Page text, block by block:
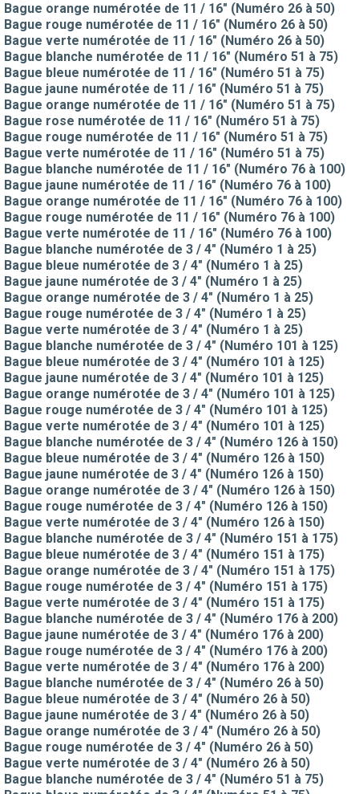
Bague orange numérotée de 11 / 16" (Numéro 26 à 50)
Bague rouge numérotée de 11 / 16" (Numéro 26 à 50)
Bague verte numérotée de 11 / 16" (Numéro 26 à 50)
Bague blanche numérotée de 11 / 16" (Numéro 51 à 75)
Bague bleue numérotée de 11 / 16" (Numéro 51 à 75)
Bague jaune numérotée de 11 / 16" (Numéro 51 à 75)
Bague orange numérotée de 11 / 16" (Numéro 51 à 75)
Bague rose numérotée de 11 / 16" (Numéro 51 à 75)
Bague rouge numérotée de 11 / 16" (Numéro 51 à 75)
Bague verte numérotée de 11 / 16" (Numéro 51 à 75)
Bague blanche numérotée de 11 / 16" (Numéro 76 à 100)
Bague jaune numérotée de 11 / 16" (Numéro 76 à 100)
Bague orange numérotée de 11 / 16" (Numéro 76 à 100)
Bague rouge numérotée de 11 / 16" (Numéro 76 à 100)
Bague verte numérotée de 11 / 16" (Numéro 76 à 100)
Bague blanche numérotée de 3 / 4" (Numéro 1 à 25)
Bague bleue numérotée de 3 / 4" (Numéro 1 à 25)
Bague jaune numérotée de 3 / 4" (Numéro 1 à 25)
Bague orange numérotée de 3 / 4" (Numéro 1 à 25)
Bague rouge numérotée de 3 / 4" (Numéro 1 à 25)
Bague verte numérotée de 3 / 4" (Numéro 1 à 25)
Bague blanche numérotée de 3 / 4" (Numéro 101 à 125)
Bague bleue numérotée de 3 / 4" (Numéro 101 à 125)
Bague jaune numérotée de 3 / 4" (Numéro 101 à 125)
Bague orange numérotée de 3 / 4" (Numéro 101 à 125)
Bague rouge numérotée de 3 / 4" (Numéro 101 à 125)
Bague verte numérotée de 3 / 4" (Numéro 101 à 125)
Bague blanche numérotée de 3 / 4" (Numéro 126 à 150)
Bague bleue numérotée de 3 / 4" (Numéro 126 à 150)
Bague jaune numérotée de 3 / 4" (Numéro 126 à 150)
Bague orange numérotée de 3 / 4" (Numéro 126 à 150)
Bague rouge numérotée de 3 / 4" (Numéro 126 à 150)
Bague verte numérotée de 3 / 4" (Numéro 126 à 150)
Bague blanche numérotée de 3 / 4" (Numéro 151 à 175)
Bague bleue numérotée de 3 / 4" (Numéro 151 à 175)
Bague orange numérotée de 3 / 4" (Numéro 151 à 175)
Bague rouge numérotée de 3 / 4" (Numéro 151 à 175)
Bague verte numérotée de 3 / 4" (Numéro 151 à 175)
Bague blanche numérotée de 3 / 4" (Numéro 176 à 200)
Bague jaune numérotée de 3 / 4" (Numéro 176 à 200)
Bague rouge numérotée de 3 / 4" (Numéro 176 à 200)
Bague verte numérotée de 3 / 4" (Numéro 176 à 200)
Bague blanche numérotée de 3 / 4" (Numéro 26 à 50)
Bague bleue numérotée de 3 / 4" (Numéro 26 à 50)
Bague jaune numérotée de 3 / 4" (Numéro 26 à 50)
Bague orange numérotée de 3 / 4" (Numéro 26 à 50)
Bague rouge numérotée de 3 / 4" (Numéro 26 à 50)
Bague verte numérotée de 3 / 4" (Numéro 26 à 50)
Bague blanche numérotée de 3 / 4" (Numéro 51 à 75)